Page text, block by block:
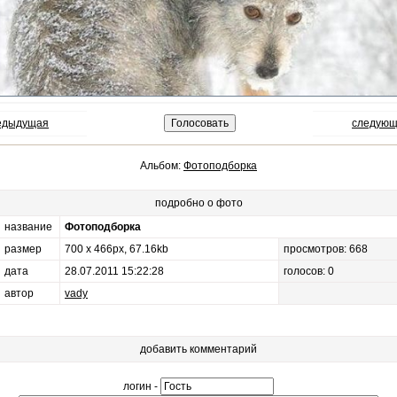
Альбом: Фотоподборка
подробно о фото
название
Фотоподборка
размер
700 x 466px, 67.16kb
просмотров: 668
дата
28.07.2011 15:22:28
голосов: 0
автор
vady
добавить комментарий
логин -